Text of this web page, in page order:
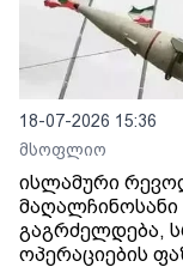
18-07-2026 15:36
მსოფლიო
ისლამური
მაღალჩინოსანი
გაგრძელდება,
ოპერაციების